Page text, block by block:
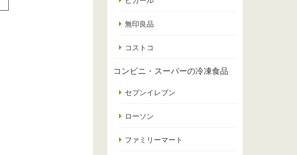
無印良品
コストコ
コンビニ・スーパーの冷凍食品
セブンイレブン
ローソン
ファミリーマート